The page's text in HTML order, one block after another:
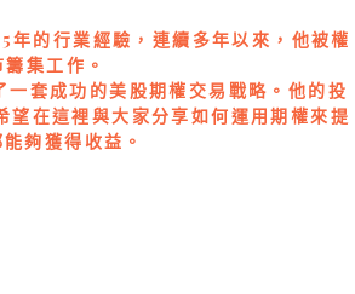
的行業經驗，連續多年以來，他被權
集工作。
套成功的美股期權交易戰略。他的投
在這裡與大家分享如何運用期權來提
夠獲得收益。